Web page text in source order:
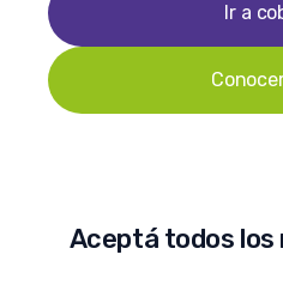
Ir a
Aceptá todos los